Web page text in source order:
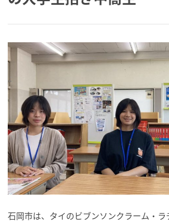
石岡市は、タイのビブンソンクラーム・